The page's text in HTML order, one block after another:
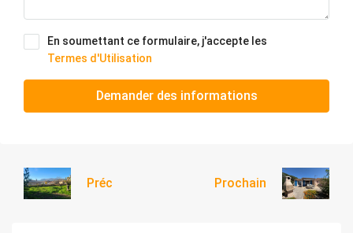
En soumettant ce formulaire, j'accepte les
Termes d'Utilisation
Demander des informations
Préc Prochain